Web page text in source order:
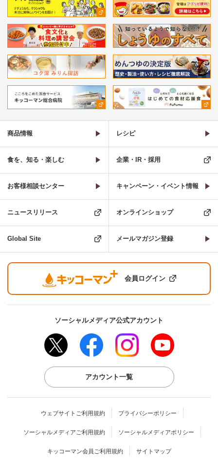
商品情報 レシピ
食を、知る・楽しむ 企業・IR・採用
お客様相談センター キャンペーン・イベント情報
ニュースリリース オンラインショップ
Global Site メールマガジン登録
会員ログイン
ソーシャルメディア公式アカウント
アカウント一覧
ウェブサイトご利用規約 プライバシーポリシー
ソーシャルメディアご利用規約 ソーシャルメディアポリシー
キッコーマン会員ご利用規約 サイトマップ